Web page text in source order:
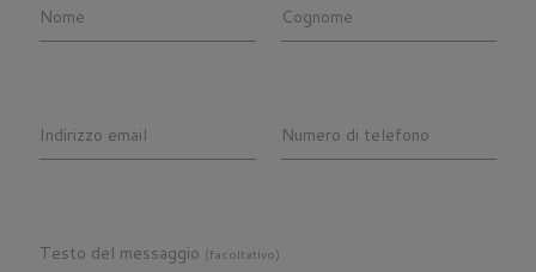
Nome Cognome
Indirizzo email Numero di telefono
Testo del messaggio (facoltativo)